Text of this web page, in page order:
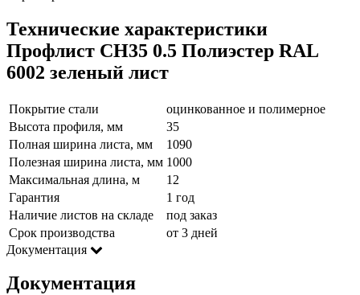
Технические характеристики
Профлист СН35 0.5 Полиэстер RAL
6002 зеленый лист
Покрытие стали
оцинкованное и полимерное
Высота профиля, мм
35
Полная ширина листа, мм
1090
Полезная ширина листа, мм 1000
Максимальная длина, м
12
Гарантия
1 год
Наличие листов на складе
под заказ
Срок производства
от 3 дней
Документация
Документация